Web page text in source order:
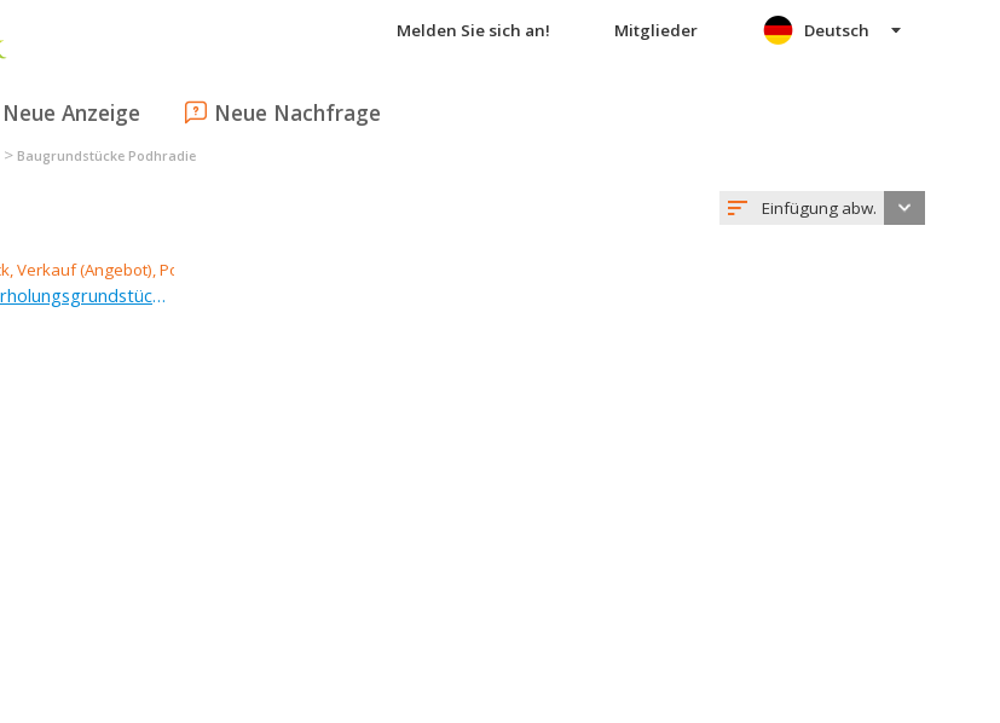
Melden Sie sich an! Mitglieder
Neue Anzeige Neue Nachfrage
Deutsch
> Baugrundstücke Podhradie
Einfügung abw.
Verkauf (Angebot), erholungsgrundstück, 708 m